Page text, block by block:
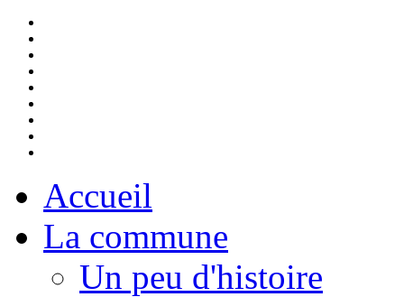
Accueil
La commune
Un peu d'histoire